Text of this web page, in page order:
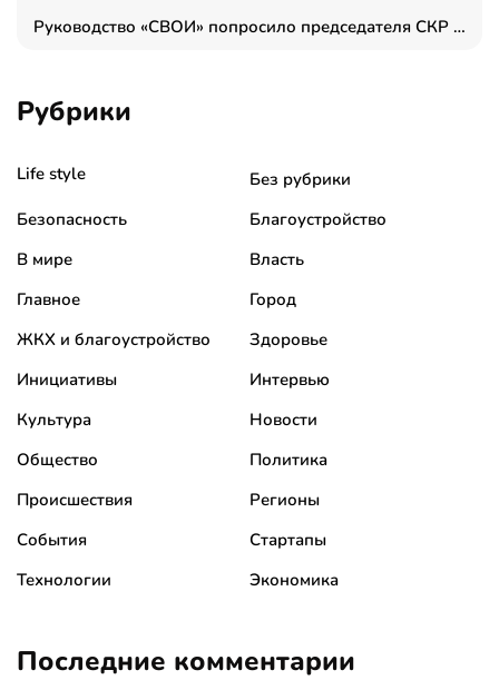
Руководство «СВОИ» попросило председателя СКР дать правовую оценку обысков в тыловом штабе
Рубрики
Life style
Без рубрики
Безопасность
Благоустройство
В мире
Власть
Главное
Город
ЖКХ и благоустройство
Здоровье
Инициативы
Интервью
Культура
Новости
Общество
Политика
Происшествия
Регионы
События
Стартапы
Технологии
Экономика
Последние комментарии